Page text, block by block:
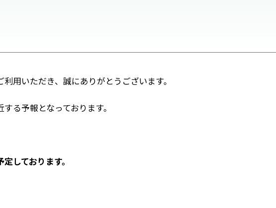
用いただき、誠にありがとうございます。
る予報となっております。
しております。